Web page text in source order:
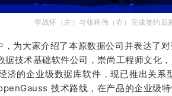
李战怀（左）与张程伟（右）完成签约后
为大家介绍了本原数据公司并表达了
技术基础软件公司，崇尚工程师文化
济的企业级数据库软件，现已推出关
技术路线，在产品的企业级